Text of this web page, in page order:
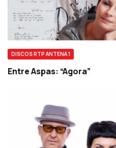
DISCOS RTP ANTENA 1
Entre Aspas: “Agora”